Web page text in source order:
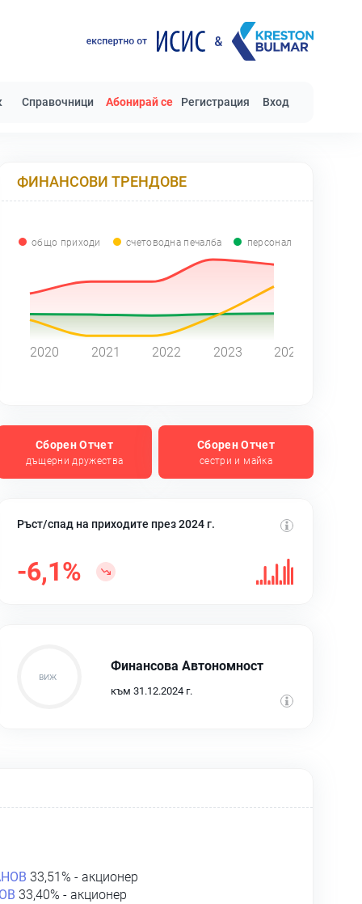
Справочници Абонирай се Регистрация Вход
ФИНАНСОВИ ТРЕНДОВЕ
общо приходи счетоводна печалба персонал
2020 2021 2022 2023 2024
Сборен Отчет
дъщерни дружества
Сборен Отчет
сестри и майка
Ръст/спад на приходите през 2024 г.
-6,1%
Финансова Автономност
към 31.12.2024 г.
33,51% - акционер
33,40% - акционер